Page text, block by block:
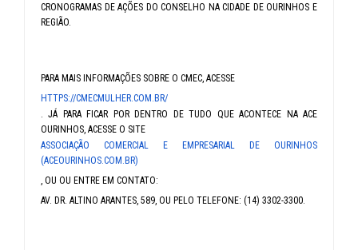
CRONOGRAMAS DE AÇÕES DO CONSELHO NA CIDADE DE OURINHOS E
REGIÃO.
PARA MAIS INFORMAÇÕES SOBRE O CMEC, ACESSE
HTTPS://CMECMULHER.COM.BR/
. JÁ PARA FICAR POR DENTRO DE TUDO QUE ACONTECE NA ACE
OURINHOS, ACESSE O SITE
ASSOCIAÇÃO COMERCIAL E EMPRESARIAL DE OURINHOS
(ACEOURINHOS.COM.BR)
, OU OU ENTRE EM CONTATO:
AV. DR. ALTINO ARANTES, 589, OU PELO TELEFONE: (14) 3302-3300.